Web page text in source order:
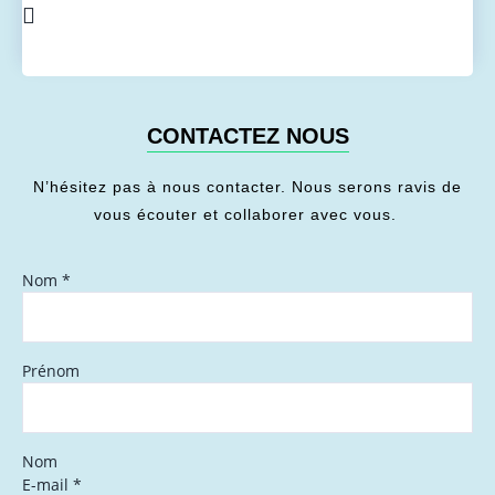
CONTACTEZ NOUS
N’hésitez pas à nous contacter. Nous serons ravis de
vous écouter et collaborer avec vous.
Nom *
Prénom
Nom
E-mail *